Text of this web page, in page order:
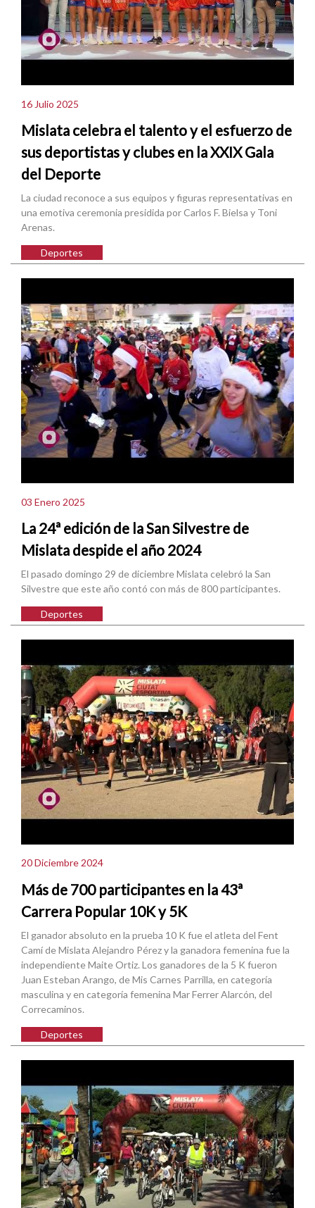
16 Julio 2025
Mislata celebra el talento y el esfuerzo de
sus deportistas y clubes en la XXIX Gala
del Deporte
La ciudad reconoce a sus equipos y figuras representativas en
una emotiva ceremonia presidida por Carlos F. Bielsa y Toni
Arenas.
Deportes
03 Enero 2025
La 24ª edición de la San Silvestre de
Mislata despide el año 2024
El pasado domingo 29 de diciembre Mislata celebró la San
Silvestre que este año contó con más de 800 participantes.
Deportes
20 Diciembre 2024
Más de 700 participantes en la 43ª
Carrera Popular 10K y 5K
El ganador absoluto en la prueba 10 K fue el atleta del Fent
Camí de Mislata Alejandro Pérez y la ganadora femenina fue la
independiente Maite Ortiz. Los ganadores de la 5 K fueron
Juan Esteban Arango, de Mis Carnes Parrilla, en categoría
masculina y en categoría femenina Mar Ferrer Alarcón, del
Correcaminos.
Deportes